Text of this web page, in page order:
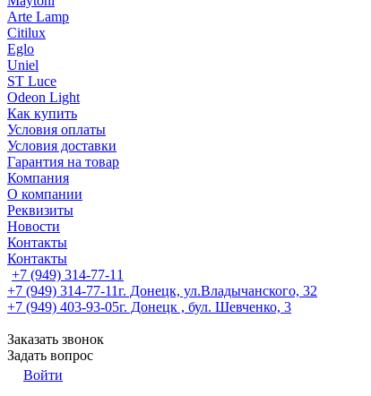
Arte Lamp
Citilux
Eglo
Uniel
ST Luce
Odeon Light
Как купить
Условия оплаты
Условия доставки
Гарантия на товар
Компания
О компании
Реквизиты
Новости
Контакты
Контакты
+7 (949) 314-77-11
+7 (949) 314-77-11г. Донецк, ул.Владычанского, 32
+7 (949) 403-93-05г. Донецк , бул. Шевченко, 3
Заказать звонок
Задать вопрос
Войти